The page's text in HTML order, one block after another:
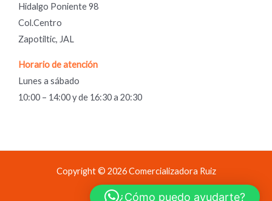
Hidalgo Poniente 98
Col.Centro
Zapotiltic, JAL
Horario de atención
Lunes a sábado
10:00 – 14:00 y de 16:30 a 20:30
Copyright © 2026 Comercializadora Ruiz
Comercializadora Ruiz
¿Cómo puedo ayudarte?